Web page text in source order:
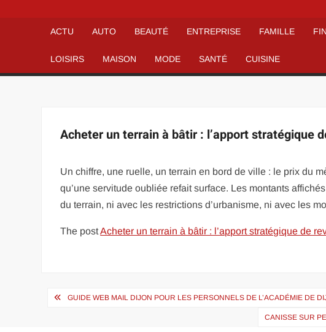
ACTU AUTO BEAUTÉ ENTREPRISE FAMILLE
LOISIRS MAISON MODE SANTÉ CUISINE
Acheter un terrain à bâtir : l’apport stratégique
Un chiffre, une ruelle, un terrain en bord de ville : le prix du
qu’une servitude oubliée refait surface. Les montants
du terrain, ni avec les restrictions d’urbanisme, ni avec les
The postAcheter un terrain à bâtir : l’apport stratégique de
Navigation
GUIDE WEB MAIL DIJON POUR LES PERSONNELS DE L’ACADÉMIE DE
CANISSE SUR